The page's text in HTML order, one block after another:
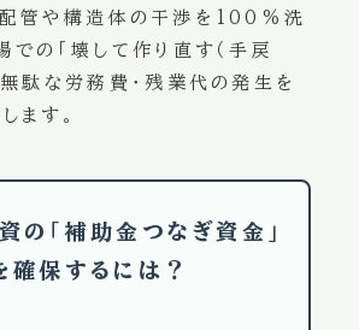
管や構造体の干渉を100%洗
での「壊して作り直す（手戻
無駄な労務費・残業代の発生を
ます。
の「補助金つなぎ資金」
確保するには？